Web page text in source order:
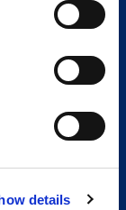
details